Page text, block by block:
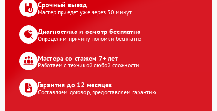
Срочный выезд
Мастер приедет уже через 30 минут
Диагностика и осмотр бесплатно
Определим причину поломки бесплатно
Мастера со стажем 7+ лет
Работаем с техникой любой сложности
Гарантия до 12 месяцев
Составляем договор, предоставляем гарантию